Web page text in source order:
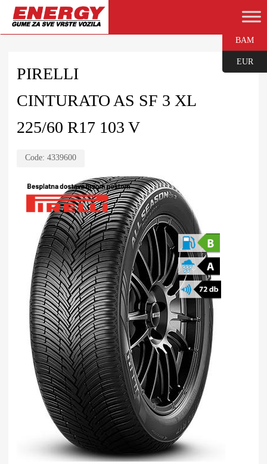
PIRELLI
CINTURATO AS SF 3 XL
225/60 R17 103 V
Code: 4339600
BAM
EUR